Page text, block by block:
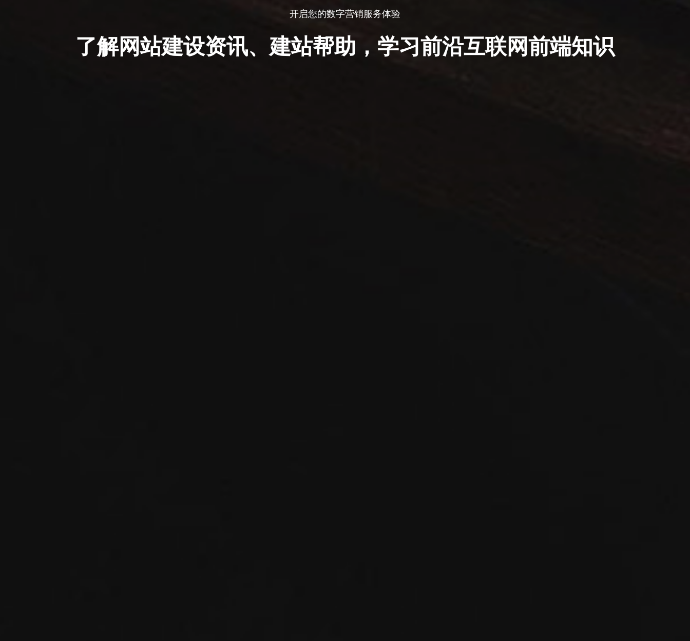
开启您的数字营销服务体验
了解网站建设资讯、建站帮助，学习前沿互联网前端知识